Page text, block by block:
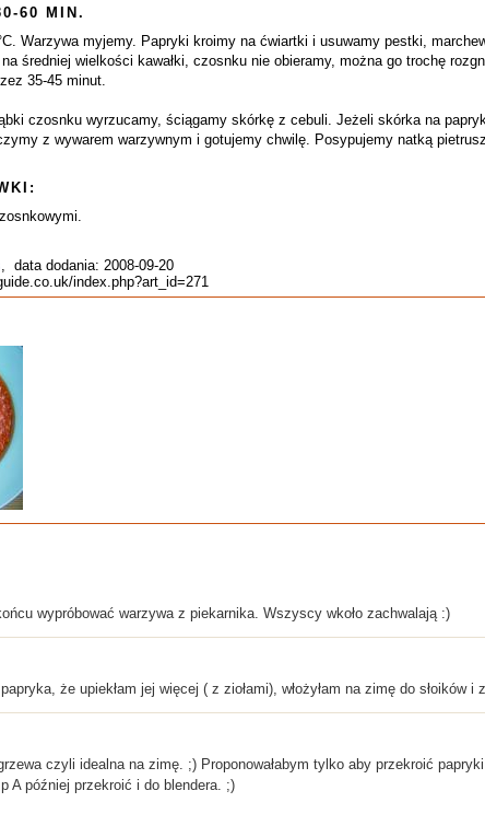
60 MIN.
Warzywa myjemy. Papryki kroimy na ćwiartki i usuwamy pestki,
średniej wielkości kawałki, czosnku nie obieramy, można go trochę
35-45 minut.
czosnku wyrzucamy, ściągamy skórkę z cebuli. Jeżeli skórka na
z wywarem warzywnym i gotujemy chwilę. Posypujemy natką
, data dodania: 2008-09-20
index.php?art_id=271
wypróbować warzywa z piekarnika. Wszyscy wkoło zachwalają :)
że upiekłam jej więcej ( z ziołami), włożyłam na zimę do słoików i
czyli idealna na zimę. ;) Proponowałabym tylko aby przekroić
A później przekroić i do blendera. ;)